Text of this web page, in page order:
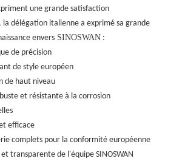
une grande satisfaction
la délégation italienne a exprimé sa grande
envers SINOSWAN :
de précision
de style européen
de haut niveau
et résistante à la corrosion
efficace
complets pour la conformité européenne
transparente de l'équipe SINOSWAN